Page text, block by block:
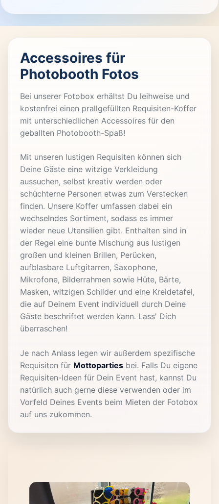
Accessoires für
Photobooth Fotos
Bei unserer Fotobox erhältst Du leihweise und
kostenfrei einen prallgefüllten Requisiten-Koffer
mit unterschiedlichen Accessoires für den
geballten Photobooth-Spaß!
Mit unseren lustigen Requisiten können sich
Deine Gäste eine witzige Verkleidung
aussuchen, selbst kreativ werden oder
schüchterne Personen etwas zum Verstecken
finden. Unsere Koffer umfassen dabei ein
wechselndes Sortiment, sodass es immer
wieder neue Utensilien gibt. Enthalten sind in
der Regel eine bunte Mischung aus lustigen
großen und kleinen Brillen, Perücken,
aufblasbare Luftgitarren, Saxophone,
Mikrofone, Bilderrahmen sowie Hüte, Bärte,
Masken, witzigen Schilder und eine Kreidetafel,
die auf Deinem Event individuell durch Deine
Gäste beschriftet werden kann. Lass' Dich
überraschen!
Je nach Anlass legen wir außerdem spezifische
Requisiten für Mottoparties bei. Falls Du eigene
Requisiten-Ideen für Dein Event hast, kannst Du
natürlich auch gerne diese verwenden oder im
Vorfeld Deines Events beim Mieten der Fotobox
auf uns zukommen.